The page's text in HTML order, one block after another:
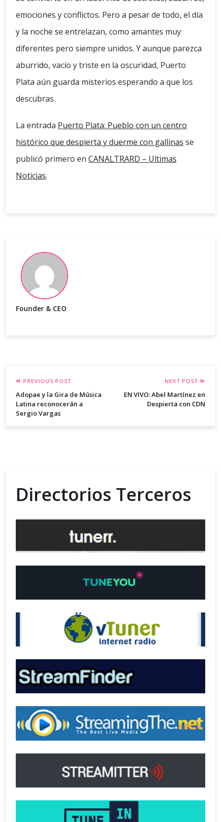
emociones y conflictos. Pero a pesar de todo, el día
y la noche se entrelazan, como amantes muy
diferentes pero siempre unidos. Y aunque parezca
aburrido, vacío y triste en la oscuridad, Puerto
Plata aún guarda misterios esperando a que los
descubras.
La entrada Puerto Plata: Pueblo con un centro
histórico que despierta y duerme con gallinas se
publicó primero en CANALTRARD – Ultimas
Noticias.
Founder & CEO
PREVIOUS POST
Adopae y la Gira de Música
Latina reconocerán a
Sergio Vargas
NEXT POST
EN VIVO: Abel Martínez en
Despierta con CDN
Directorios Terceros